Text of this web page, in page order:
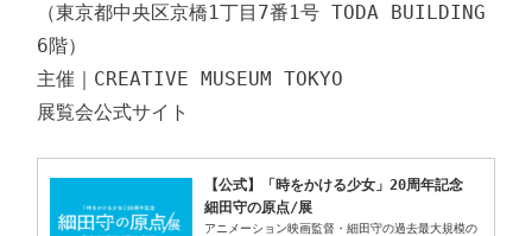
（東京都中央区京橋1丁目7番1号 TODA BUILDING
6階）
主催｜CREATIVE MUSEUM TOKYO
【公式】「時をかける少女」20周年記念
細田守の原点/展
アニメーション映画監督・細田守の過去最大規模の